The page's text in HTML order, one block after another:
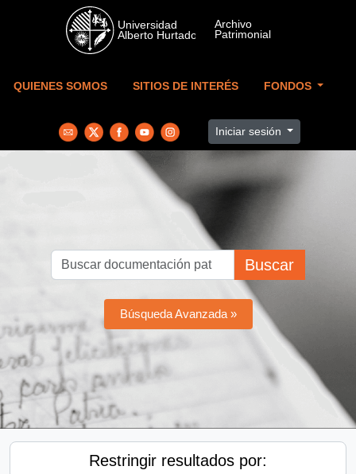
Skip to main content
QUIENES SOMOS SITIOS DE INTERÉS FONDOS
Iniciar sesión
Buscar
Búsqueda Avanzada »
Restringir resultados por: